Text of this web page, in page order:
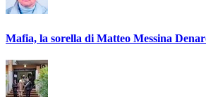
Mafia, la sorella di Matteo Messina